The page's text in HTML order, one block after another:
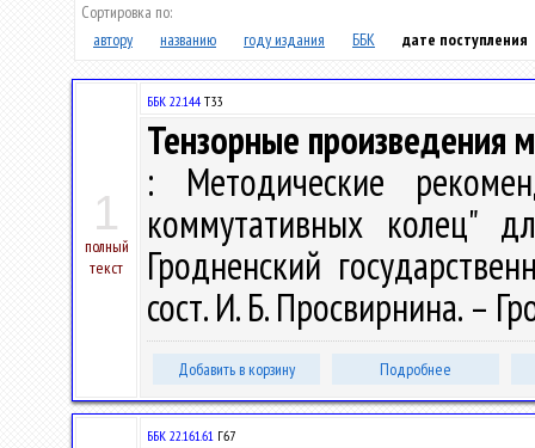
Сортировка по:
автору
названию году издания ББК дате поступления
1
полный
текст
ББК 22.144 Т33
Тензорные произведения
: Методические
коммутативных колец"
Гродненский
сост. И. Б. Просвирнина. –
Добавить в корзину Подробнее
ББК 22.161.61 Г67